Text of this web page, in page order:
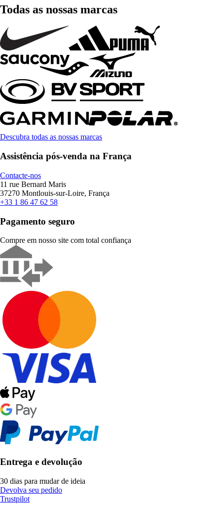
Todas as nossas marcas
Descubra todas as nossas marcas
Assistência pós-venda na França
Contacte-nos
11 rue Bernard Maris
37270 Montlouis-sur-Loire, França
+33 1 86 47 62 58
Pagamento seguro
Compre em nosso site com total confiança
Entrega e devolução
30 dias para mudar de ideia
Devolva seu pedido
Trustpilot